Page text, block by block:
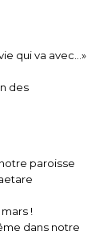
qui va avec...»
des
paroisse
!
dans notre